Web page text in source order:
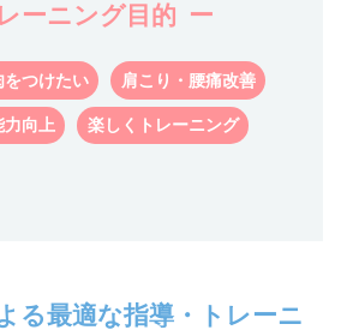
レーニング目的
をつけたい 肩こり・腰痛改善
力向上 楽しくトレーニング
る最適な指導・トレーニ